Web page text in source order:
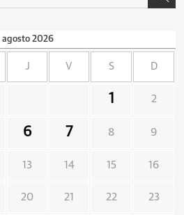
agosto 2026
J V S D
1 2
6 7 8 9
13 14 15 16
20 21 22 23